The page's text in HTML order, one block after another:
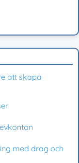
att skapa
med drag och